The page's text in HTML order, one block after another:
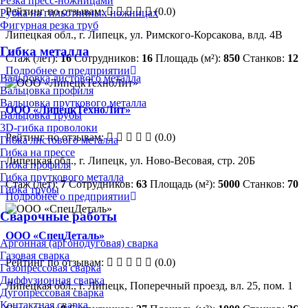
Рубка на гильотинных ножницах
Фигурная резка труб
Гибка металла
Вальцовка листового металла
Вальцовка профиля
Вальцовка пруткового металла
Вальцовка трубы
3D-гибка проволоки
Гибка листового металла
Гибка на прессе
Гибка профиля
Гибка пруткового металла
Гибка трубы
Сварочные работы
Аргонная (аргонодуговая) сварка
Газовая сварка
Газопрессовая сварка
Диффузионная сварка
Дугопрессовая сварка
Контактная сварка
Рейтинг по отзывам:
(0.0)
Липецкая обл., г. Липецк, ул. Римского-Корсакова, влд. 4В
Стаж (лет):16 Сотрудников: 16 Площадь (м²): 850 Станков: 12
Подробнее о предприятии
ООО «ЛипецкТехноЛит»
Рейтинг по отзывам:
(0.0)
Липецкая обл., г. Липецк, ул. Ново-Весовая, стр. 20Б
Стаж (лет):7 Сотрудников: 63 Площадь (м²): 5000 Станков: 70
Подробнее о предприятии
ООО «СпецДеталь»
Рейтинг по отзывам:
(0.0)
Липецкая обл., г. Липецк, Поперечный проезд, вл. 25, пом. 1